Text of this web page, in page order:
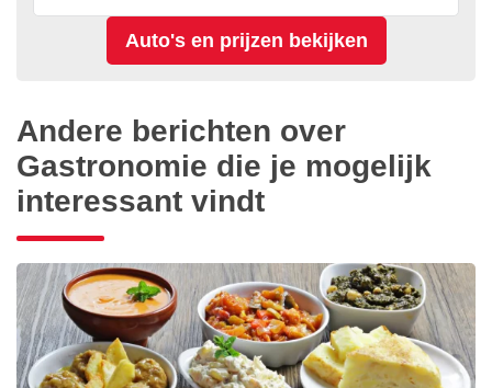
Andere berichten over
Gastronomie die je mogelijk
interessant vindt